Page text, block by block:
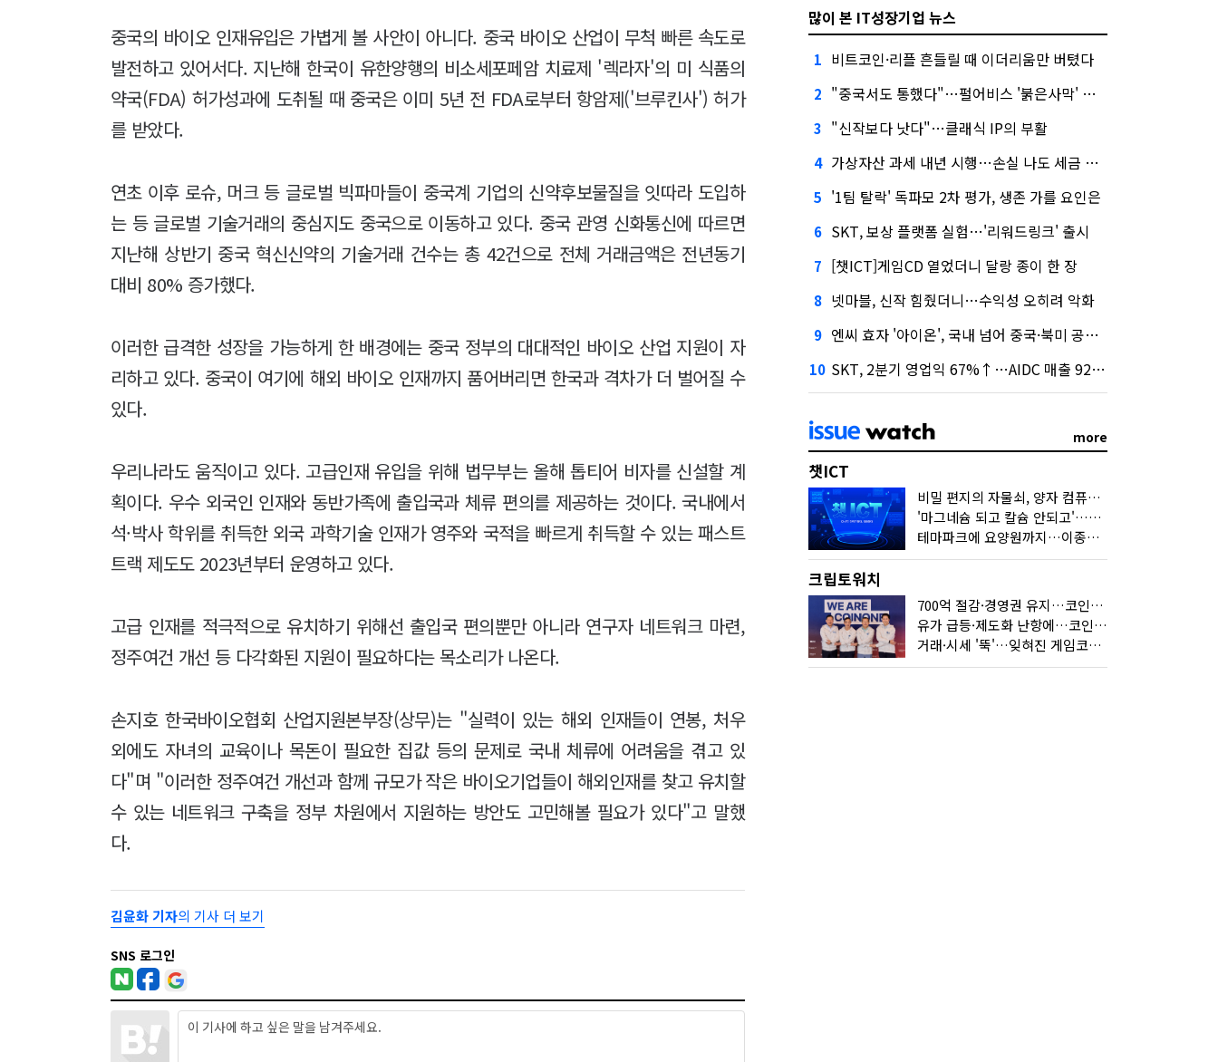
중국의 바이오 인재유입은 가볍게 볼 사안이 아니다. 중국 바이오 산업이 무척 빠른 속도로
발전하고 있어서다. 지난해 한국이 유한양행의 비소세포페암 치료제 '렉라자'의 미 식품의
약국(FDA) 허가성과에 도취될 때 중국은 이미 5년 전 FDA로부터 항암제('브루킨사') 허가
를 받았다.
연초 이후 로슈, 머크 등 글로벌 빅파마들이 중국계 기업의 신약후보물질을 잇따라 도입하
는 등 글로벌 기술거래의 중심지도 중국으로 이동하고 있다. 중국 관영 신화통신에 따르면
지난해 상반기 중국 혁신신약의 기술거래 건수는 총 42건으로 전체 거래금액은 전년동기
대비 80% 증가했다.
이러한 급격한 성장을 가능하게 한 배경에는 중국 정부의 대대적인 바이오 산업 지원이 자
리하고 있다. 중국이 여기에 해외 바이오 인재까지 품어버리면 한국과 격차가 더 벌어질 수
있다.
우리나라도 움직이고 있다. 고급인재 유입을 위해 법무부는 올해 톱티어 비자를 신설할 계
획이다. 우수 외국인 인재와 동반가족에 출입국과 체류 편의를 제공하는 것이다. 국내에서
석·박사 학위를 취득한 외국 과학기술 인재가 영주와 국적을 빠르게 취득할 수 있는 패스트
트랙 제도도 2023년부터 운영하고 있다.
고급 인재를 적극적으로 유치하기 위해선 출입국 편의뿐만 아니라 연구자 네트워크 마련,
정주여건 개선 등 다각화된 지원이 필요하다는 목소리가 나온다.
손지호 한국바이오협회 산업지원본부장(상무)는 "실력이 있는 해외 인재들이 연봉, 처우
외에도 자녀의 교육이나 목돈이 필요한 집값 등의 문제로 국내 체류에 어려움을 겪고 있
다"며 "이러한 정주여건 개선과 함께 규모가 작은 바이오기업들이 해외인재를 찾고 유치할
수 있는 네트워크 구축을 정부 차원에서 지원하는 방안도 고민해볼 필요가 있다"고 말했
다.
김윤화 기자의 기사 더 보기
SNS 로그인
많이 본 IT성장기업 뉴스
1 비트코인·리플 흔들릴 때 이더리움만 버텼다
2 "중국서도 통했다"…펄어비스 '붉은사막' 최고 게임상
3 "신작보다 낫다"…클래식 IP의 부활
4 가상자산 과세 내년 시행…손실 나도 세금 낸다고?
5 '1팀 탈락' 독파모 2차 평가, 생존 가를 요인은
6 SKT, 보상 플랫폼 실험…'리워드링크' 출시
7 [챗ICT]게임CD 열었더니 달랑 종이 한 장
8 넷마블, 신작 힘줬더니…수익성 오히려 악화
9 엔씨 효자 '아이온', 국내 넘어 중국·북미 공략 나선다
10 SKT, 2분기 영업익 67%↑…AIDC 매출 92% 급증
more
챗ICT
비밀 편지의 자물쇠, 양자 컴퓨터가 연다
'마그네슘 되고 칼슘 안되고'…다음 'AI 요약' 갈 길은
테마파크에 요양원까지…이종사업 눈독 들이는 게임사
크립토워치
700억 절감·경영권 유지…코인원의 '영리한 딜'
유가 급등·제도화 난항에…코인 또 '멈칫'
거래·시세 '뚝'…잊혀진 게임코인들